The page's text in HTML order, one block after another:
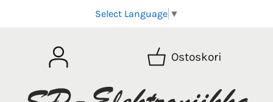
Select Language ▼
Ostoskori